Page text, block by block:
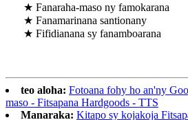
★ Fanaraha-maso ny famokarana
★ Fanamarinana santionany
★ Fifidianana sy fanamboarana
teo aloha: Fotoana fohy ho an'ny
maso - Fitsapana Hardgoods - TTS
Manaraka: Kitapo sy kojakoja